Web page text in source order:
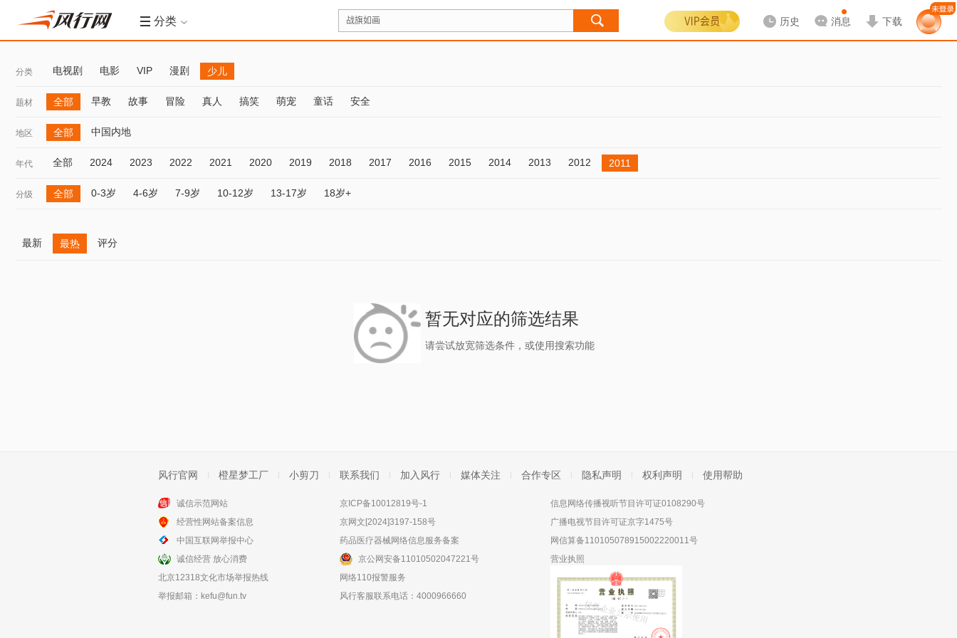
分类 历史 消息 下载
分类 电视剧 电影 VIP 漫剧 少儿
题材 全部 早教 故事 冒险 真人 搞笑 萌宠 童话 安全
地区 全部 中国内地
年代 全部 2024 2023 2022 2021 2020 2019 2018 2017 2016 2015 2014 2013 2012 2011
分级 全部 0-3岁 4-6岁 7-9岁 10-12岁 13-17岁 18岁+
最新 最热 评分
暂无对应的筛选结果
请尝试放宽筛选条件，或使用搜索功能
风行官网 橙星梦工厂 小剪刀 联系我们 加入风行 媒体关注 合作专区 隐私声明 权利声明 使用帮助
诚信示范网站
经营性网站备案信息
中国互联网举报中心
诚信经营 放心消费
北京12318文化市场举报热线
举报邮箱： kefu@fun.tv
京ICP备10012819号-1
京网文[2024]3197-158号
药品医疗器械网络信息服务备案
京公网安备11010502047221号
网络110报警服务
风行客服联系电话：4000966660
信息网络传播视听节目许可证0108290号
广播电视节目许可证京字1475号
网信算备110105078915002220011号
营业执照